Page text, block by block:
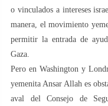
o vinculados a intereses
manera, el movimiento
permitir la entrada de
Gaza.
Pero en Washington y
yemenita Ansar Allah es
aval del Consejo de